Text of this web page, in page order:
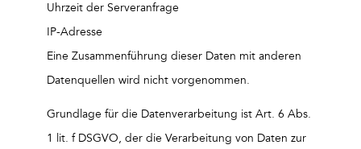
Uhrzeit der Serveranfrage
IP-Adresse
Eine Zusammenführung dieser Daten mit anderen
Datenquellen wird nicht vorgenommen.
Grundlage für die Datenverarbeitung ist Art. 6 Abs.
1 lit. f DSGVO, der die Verarbeitung von Daten zur